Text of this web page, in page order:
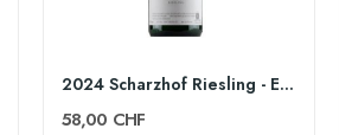
2024 Scharzhof Riesling - Egon Müller
58,00 CHF